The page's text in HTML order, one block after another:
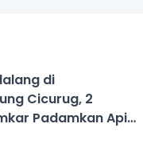
di
Cicurug, 2
Padamkan Api